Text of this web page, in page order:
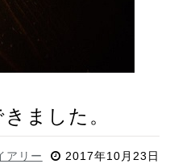
ました。
2017年10月23日
アリー